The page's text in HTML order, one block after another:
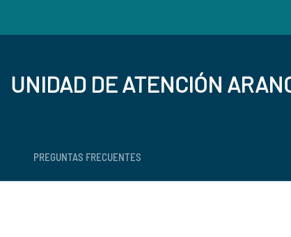
UNIDAD DE ATENCIÓN
PREGUNTAS FRECUENTES